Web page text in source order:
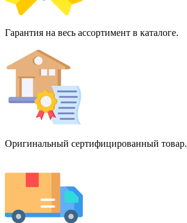
Гарантия на весь ассортимент в каталоге.
Оригинальный сертифицированный товар.